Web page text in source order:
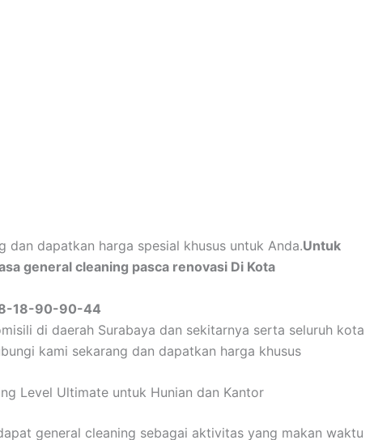
dan dapatkan harga spesial khusus untuk Anda.Untuk
general cleaning pasca renovasi Di Kota
18-90-90-44
di daerah Surabaya dan sekitarnya serta seluruh kota
kami sekarang dan dapatkan harga khusus
Level Ultimate untuk Hunian dan Kantor
general cleaning sebagai aktivitas yang makan waktu